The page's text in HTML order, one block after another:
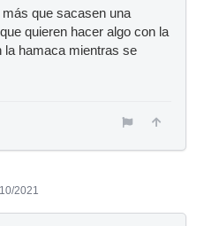
que sacasen una
quieren hacer algo con la
la hamaca mientras se
2021